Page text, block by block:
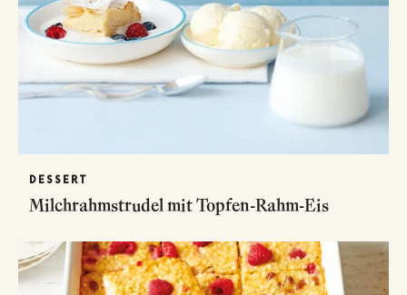
DESSERT
Milchrahmstrudel mit Topfen-Rahm-Eis